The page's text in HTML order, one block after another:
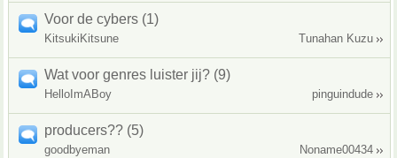
Voor de cybers (1)
KitsukiKitsune Tunahan Kuzu
Wat voor genres luister jij? (9)
HelloImABoy pinguindude
producers?? (5)
goodbyeman Noname00434